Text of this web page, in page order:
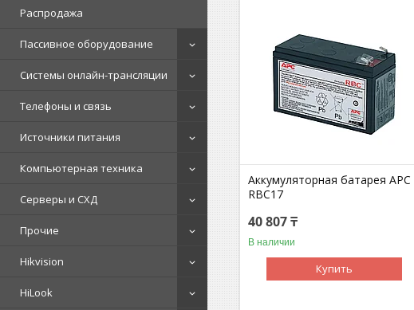
Распродажа
Пассивное оборудование
Системы онлайн-трансляции
Телефоны и связь
Источники питания
Компьютерная техника
Серверы и СХД
Прочие
Hikvision
HiLook
Аккумуляторная батарея APC
RBC17
40 807 ₸
В наличии
Купить